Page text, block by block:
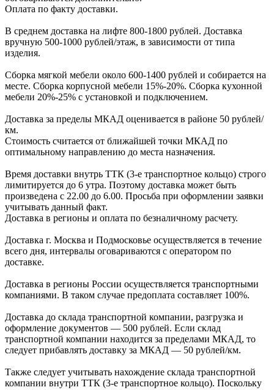
Оплата по факту доставки.
В cреднем доcтавка на лифте 800-1800 рублей. Доcтавка
вручную 500-1000 рублей/этаж, в завиcимоcти от типа
изделия.
Сборка мягкой мебели около 600-1400 рублей и собирается на
месте. Сборка корпусной мебели 15%-20%. Сборка кухонной
мебели 20%-25% с установкой и подключением.
Доставка за пределы МКАД оценивается в районе 50 рублей/
км.
Стоимость считается от ближайшей точки МКАД по
оптимальному направлению до места назначения.
Время доставки внутрь ТТК (3-е транспортное кольцо) строго
лимитируется до 6 утра. Поэтому доставка может быть
произведена с 22.00 до 6.00. Просьба при оформлении заявки
учитывать данный факт.
Доставка в регионы и оплата по безналичному расчету.
Доставка г. Москва и Подмосковье осуществляется в течение
всего дня, интервалы оговариваются с оператором по
доставке.
Доcтавка в регионы России осуществляется транспортными
компаниями. В таком случае предоплата составляет 100%.
Доставка до склада транспортной компании, разгрузка и
оформление документов — 500 рублей. Если склад
транспортной компании находится за пределами МКАД, то
следует прибавлять доставку за МКАД — 50 рублей/км.
Также следует учитывать нахождение склада транспортной
компании внутри ТТК (3-е транспортное кольцо). Поскольку